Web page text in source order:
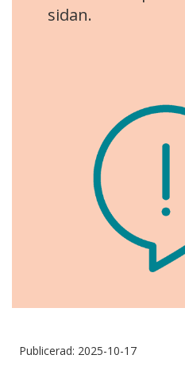
sidan.
Publicerad: 2025-10-17